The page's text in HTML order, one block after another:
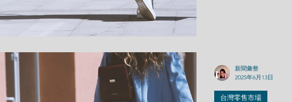
台灣零售市場
新聞彙整
2025年6月13日